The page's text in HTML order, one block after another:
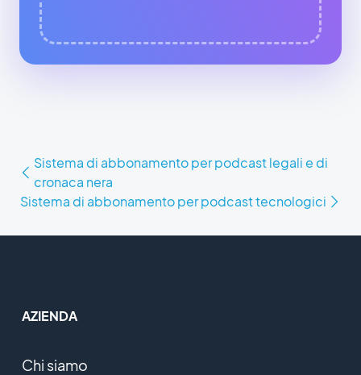
Sistema di abbonamento per podcast legali e di
cronaca nera
Sistema di abbonamento per podcast tecnologici
AZIENDA
Chi siamo